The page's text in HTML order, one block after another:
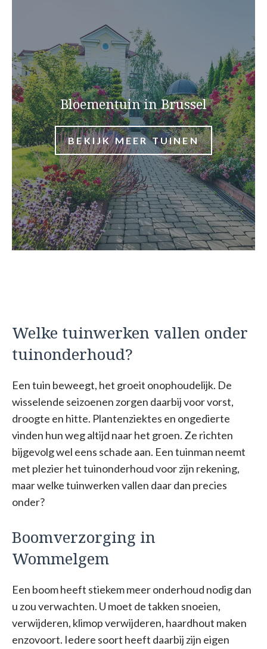
Bloementuin in Brussel
BEKIJK MEER TUINEN
Welke tuinwerken vallen onder
tuinonderhoud?
Een tuin beweegt, het groeit onophoudelijk. De
wisselende seizoenen zorgen daarbij voor vorst,
droogte en hitte. Plantenziektes en ongedierte
vinden hun weg altijd naar het groen. Ze richten
bijgevolg wel eens schade aan. Een tuinman neemt
met plezier het tuinonderhoud voor zijn rekening,
maar welke tuinwerken vallen daar dan precies
onder?
Boomverzorging in
Wommelgem
Een boom heeft stiekem meer onderhoud nodig dan
u zou verwachten. U moet de takken snoeien,
verwijderen, klimop verwijderen, haardhout maken
enzovoort. Iedere soort heeft daarbij zijn eigen